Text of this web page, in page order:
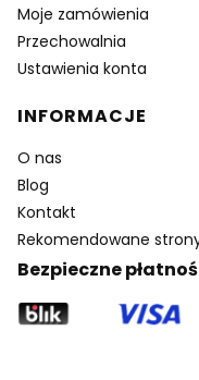
Moje zamówienia
Przechowalnia
Ustawienia konta
INFORMACJE
O nas
Blog
Kontakt
Rekomendowane
Bezpieczne